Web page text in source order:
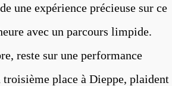
une expérience précieuse sur ce
avec un parcours limpide.
reste sur une performance
troisième place à Dieppe, plaident